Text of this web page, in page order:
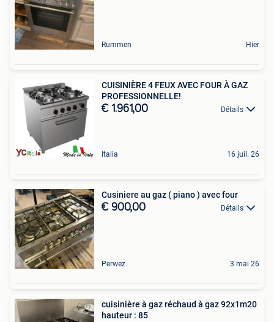
Rummen Hier
CUISINIÈRE 4 FEUX AVEC FOUR À GAZ
PROFESSIONNELLE!
€ 1.961,00 Détails
Italia 16 juil. 26
Cusiniere au gaz ( piano ) avec four
€ 900,00 Détails
Perwez 3 mai 26
cuisinière à gaz réchaud à gaz 92x1m20
hauteur : 85